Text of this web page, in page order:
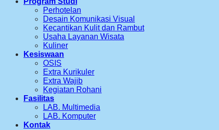
Perhotelan
Desain Komunikasi Visual
Kecantikan Kulit dan Rambut
Usaha Layanan Wisata
Kuliner
Kesiswaan
OSIS
Extra Kurikuler
Extra Wajib
Kegiatan Rohani
Fasilitas
LAB. Multimedia
LAB. Komputer
Kontak